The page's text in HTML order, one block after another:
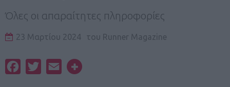
Όλες οι απαραίτητες πληροφορίες
23 Μαρτίου 2024 του Runner Magazine
FacebookTwitterEmail